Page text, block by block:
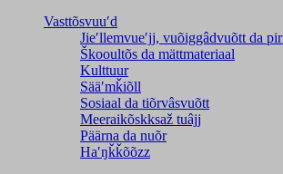
Vasttõsvuuʹd
Jieʹllemvueʹjj, vuõiggâdvuõtt da
Škooultõs da mättmateriaal
Kulttuur
Sääʹmǩiõll
Sosiaal da tiõrvâsvuõtt
Meeraikõskksaž tuâjj
Päärna da nuõr
Haʹŋǩǩõõzz